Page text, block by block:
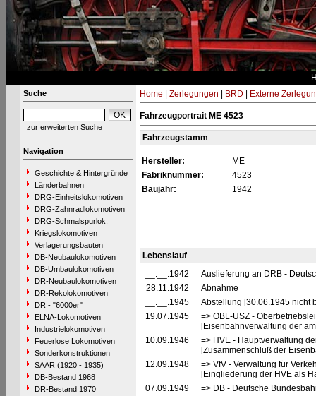
Suche
zur erweiterten Suche
Navigation
Geschichte & Hintergründe
Länderbahnen
DRG-Einheitslokomotiven
DRG-Zahnradlokomotiven
DRG-Schmalspurlok.
Kriegslokomotiven
Verlagerungsbauten
DB-Neubaulokomotiven
DB-Umbaulokomotiven
DR-Neubaulokomotiven
DR-Rekolokomotiven
DR - "6000er"
ELNA-Lokomotiven
Industrielokomotiven
Feuerlose Lokomotiven
Sonderkonstruktionen
SAAR (1920 - 1935)
DB-Bestand 1968
DR-Bestand 1970
Home Zerlegungen BRD Externe
Fahrzeugportrait ME 4523
Fahrzeugstamm
Hersteller:
ME
Fabriknummer:
4523
Baujahr:
1942
Lebenslauf
__.__.1942
Auslieferung an DRB -
28.11.1942
Abnahme
__.__.1945
Abstellung [30.06.1945 nicht
19.07.1945
=> OBL-USZ -
[Eisenbahnverwaltung der
10.09.1946
=> HVE - Hauptverwaltung
[Zusammenschluß der
12.09.1948
=> VfV - Verwaltung für
[Eingliederung der HVE als
07.09.1949
=> DB - Deutsche